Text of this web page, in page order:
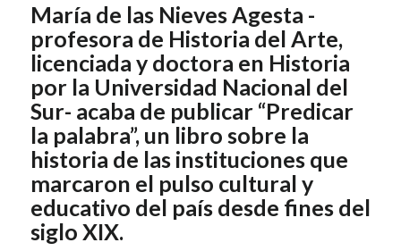
María de las Nieves Agesta -
profesora de Historia del Arte,
licenciada y doctora en Historia
por la Universidad Nacional del
Sur- acaba de publicar “Predicar
la palabra”, un libro sobre la
historia de las instituciones que
marcaron el pulso cultural y
educativo del país desde fines del
siglo XIX.